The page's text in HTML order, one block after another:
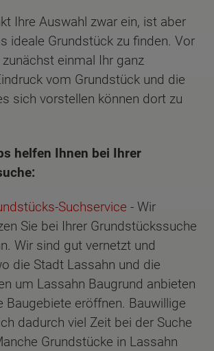
Ihre Auswahl zwar ein, ist aber
ideale Grundstück zu finden. Vor
einmal Ihr ganz
vom Grundstück und die
sich vorstellen können dort zu
helfen Ihnen bei Ihrer
Suchservice - Wir
Sie bei Ihrer Grundstückssuche
Wir sind gut vernetzt und
die Stadt Lassahn und die
um Lassahn Baugrund anbieten
Baugebiete eröffnen. Bauwillige
dadurch viel Zeit bei der Suche
Grundstücke in Lassahn